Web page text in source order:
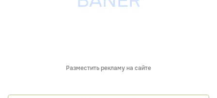
Разместить рекламу на сайте